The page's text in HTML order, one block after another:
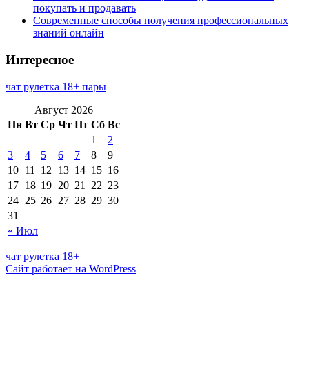
покупать и продавать
Современные способы получения профессиональных
знаний онлайн
Интересное
чат рулетка 18+ пары
Август 2026
Пн Вт Ср Чт Пт Сб Вс
« Июл
1
2
3
4 5 6 7 8
9
10 11 12 13 14 15 16
17 18 19 20 21 22 23
24 25 26 27 28 29 30
31
чат рулетка 18+
Сайт работает на WordPress